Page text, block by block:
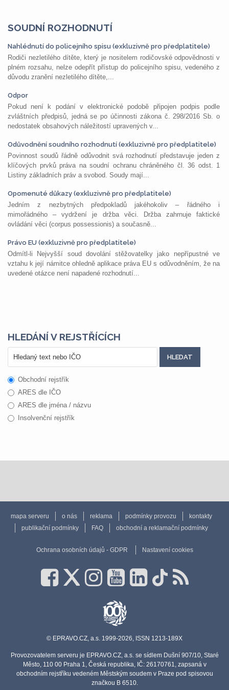
SOUDNÍ ROZHODNUTÍ
Nahlédnutí do policejního spisu (exkluzivně pro předplatitele)
Rodiči nezletilého dítěte, který je nositelem rodičovské odpovědnosti v
plném rozsahu, nelze odepřít přístup do policejního spisu, vedeného z
důvodu zranění nezletilého dítěte,...
Odpor
Pokud není k podání v elektronické podobě připojen podpis podle
zvláštních předpisů, jedná se po účinnosti zákona č. 298/2016 Sb. o
nedostatek obsahových náležitostí upravených v...
Odůvodnění soudního rozhodnutí (exkluzivně pro předplatitele)
Povinnost soudů řádně odůvodnit svá rozhodnutí představuje jeden z
klíčových prvků práva na soudní ochranu chráněného čl. 36 odst. 1
Listiny základních práv a svobod. Soudy mají...
Opomenuté důkazy (exkluzivně pro předplatitele)
Jedním z nezbytných předpokladů jakéhokoliv – řádného i
mimořádného – vydržení je držba věci. Držba zahrnuje faktické
ovládání věci (corpus possessionis) a současně...
Právo EU (exkluzivně pro předplatitele)
Odmítl-li Nejvyšší soud dovolání stěžovatelky jako nepřípustné ve
vztahu k její námitce ohledně aplikace práva EU s odůvodněním, že na
uvedené otázce není napadené rozhodnutí...
HLEDÁNÍ V REJSTŘÍCÍCH
Obchodní rejstřík
ARES dle IČO
ARES dle jména / názvu
Insolvenční rejstřík
mapa serveru o nás reklama podmínky provozu
kontakty
publikační podmínky
FAQ obchodní a reklamační podmínky
Ochrana osobních údajů - GDPR Nastavení cookies
© EPRAVO.CZ, a.s. 1999-2026, ISSN 1213-189X
Provozovatelem serveru je EPRAVO.CZ, a.s. se sídlem Dušní 907/10, Staré
Město, 110 00 Praha 1, Česká republika, IČ: 26170761, zapsaná v
obchodním rejstříku vedeném Městským soudem v Praze pod spisovou
značkou B 6510.